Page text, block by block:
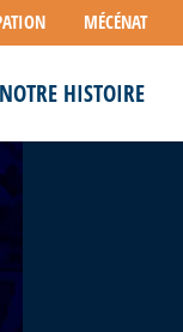
MÉCÉNAT
NOTRE HISTOIRE